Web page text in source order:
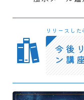
リリースした
今後
ン講